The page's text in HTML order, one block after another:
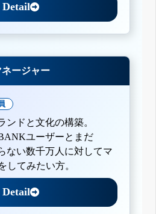
Detail
ージャー
ンドと文化の構築。
ユーザーとまだ
ない数千万人に対してマ
してみたい方。
Detail